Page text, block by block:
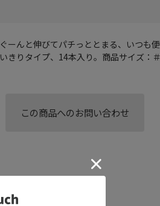
ぐーんと伸びてパチっととまる、いつも
いきりタイプ、14本入り。商品サイズ
この商品へのお問い合わせ